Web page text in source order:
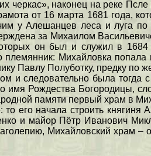
наконец на реке
от 16 марта 1681 года,
у Алешанцев леса и луга
за Михаилом
он был и служил в
Михайловка попала
Павлу Полуботку, предку по
и следовательно была
имя Рождества Богородицы,
памяти первый храм в
его начала строить
и майор Пётр Иванович
Михайловский храм